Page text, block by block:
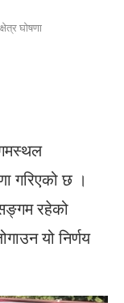
घोषणा
गरिएको छ ।
रहेको
यो निर्णय